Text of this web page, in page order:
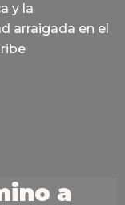
y la
arraigada en el
a